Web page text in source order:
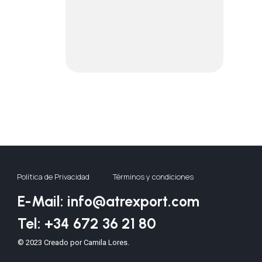
Política de Privacidad Términos y condiciones
E-Mail: info@atrexport.com
Tel: +34 672 36 21 80
© 2023 Creado por Camila Lores.